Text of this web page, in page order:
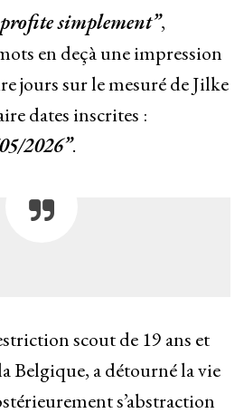
simplement”,
en deçà une impression
jours sur le mesuré de Jilke
dates inscrites :
2026”.
scout de 19 ans et
Belgique, a détourné la vie
s’abstraction